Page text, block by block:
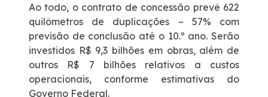
Ao todo, o contrato de concessão prevê 622
quilômetros de duplicações – 57% com
previsão de conclusão até o 10.º ano. Serão
investidos R$ 9,3 bilhões em obras, além de
outros R$ 7 bilhões relativos a custos
operacionais, conforme estimativas do
Governo Federal.